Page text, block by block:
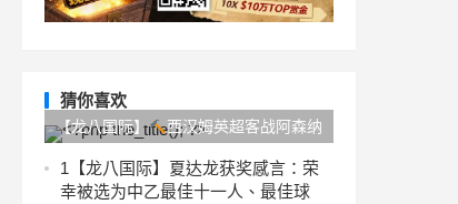
猜你喜欢
【龙八国际】
西汉姆英超客战阿森纳
取得两连胜，自2007年以来首次做到
1 【龙八国际】夏达龙获奖感言：荣
幸被选为中乙最佳十一人、最佳球